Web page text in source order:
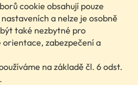
cookie obsahují pouze
a nelze je osobně
také nezbytné pro
orientace, zabezpečení a
na základě čl. 6 odst.